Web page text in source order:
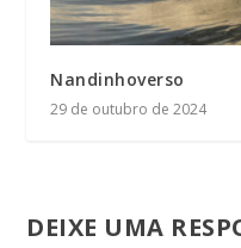
Nandinhoverso
29 de outubro de 2024
DEIXE UMA